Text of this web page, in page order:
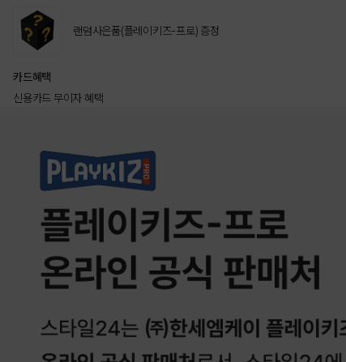
랜덤사은품(플레이키즈-프로) 증정
카드혜택
신용카드 무이자 혜택